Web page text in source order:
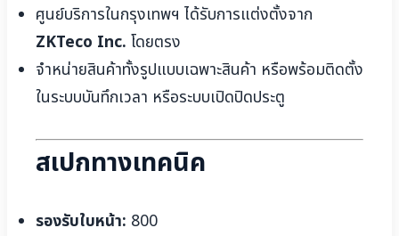
ศูนย์บริการในกรุงเทพฯ ได้รับการแต่งตั้งจาก
ZKTeco Inc. โดยตรง
จำหน่ายสินค้าทั้งรูปแบบเฉพาะสินค้า หรือพร้อมติดตั้ง
ในระบบบันทึกเวลา หรือระบบเปิดปิดประตู
สเปกทางเทคนิค
รองรับใบหน้า: 800